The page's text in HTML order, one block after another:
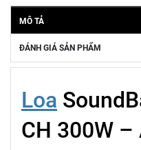
MÔ TẢ
ĐÁNH GIÁ SẢN PHẨM
Loa
CH 300W –